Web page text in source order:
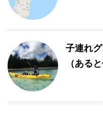
子連れ
（ある